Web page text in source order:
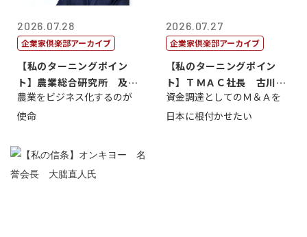
2026.07.28
企業家倶楽部アーカイブ
【私のターニングポイン
ト】農業総合研究所 及川
智正
農業をビジネス化するのが
使命
2026.07.27
企業家倶楽部アーカイブ
【私のターニングポイン
ト】ＴＭＡＣ社長 古川英
一
資金調達としてのＭ＆Ａを
日本に根付かせたい